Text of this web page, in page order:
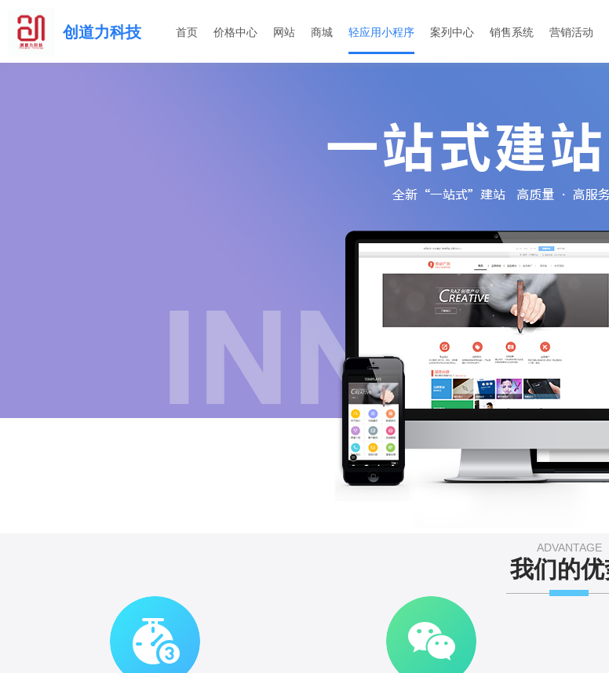
创道力科技 首页 价格中心 网站 商城 轻应用小程序 案列中心 销售系统 营销活动